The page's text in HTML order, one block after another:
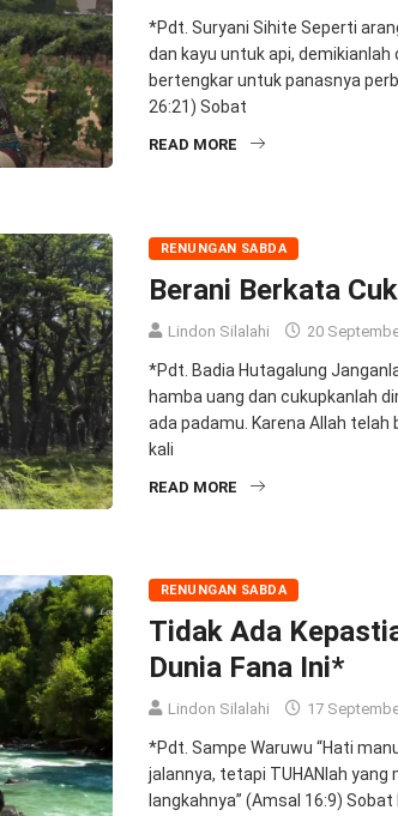
*Pdt. Suryani Sihite Seperti
dan kayu untuk api, demikianlah
bertengkar untuk panasnya
26:21) Sobat
READ MORE
RENUNGAN SABDA
Berani Berkata
Lindon Silalahi 20
*Pdt. Badia Hutagalung
hamba uang dan cukupkanlah
ada padamu. Karena Allah telah
kali
READ MORE
RENUNGAN SABDA
Tidak Ada
Dunia Fana Ini*
Lindon Silalahi 17
*Pdt. Sampe Waruwu “Hati
jalannya, tetapi TUHANlah yang
langkahnya” (Amsal 16:9)